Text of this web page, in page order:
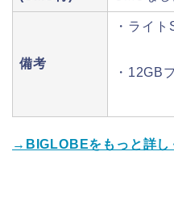
備考
・ライ
・12GB
→BIGLOBEをもっと詳し